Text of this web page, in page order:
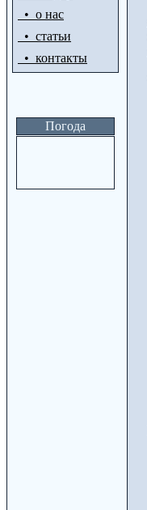
• о нас
• статьи
• контакты
Погода